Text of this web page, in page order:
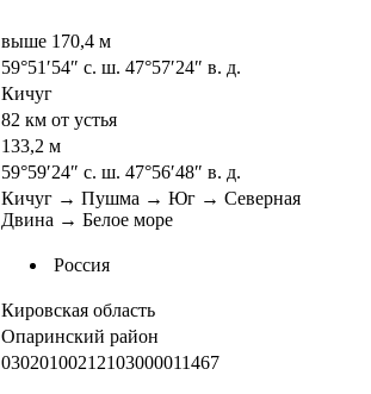
выше 170,4 м
59°51′54″ с. ш. 47°57′24″ в. д.
Кичуг
82 км от устья
133,2 м
59°59′24″ с. ш. 47°56′48″ в. д.
Кичуг → Пушма → Юг → Северная
Двина → Белое море
Россия
Кировская область
Опаринский район
03020100212103000011467